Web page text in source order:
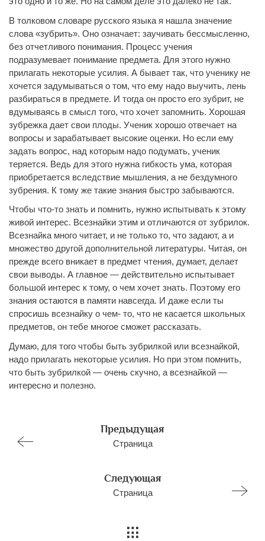
В толковом словаре русского языка я нашла значение
слова «зубрить». Оно означает: заучивать бессмысленно,
без отчетливого понимания. Процесс учения
подразумевает понимание предмета. Для этого нужно
прилагать некоторые усилия. А бывает так, что ученику не
хочется задумываться о том, что ему надо выучить, лень
разбираться в предмете. И тогда он просто его зубрит, не
вдумываясь в смысл того, что хочет запомнить. Хорошая
зубрежка дает свои плоды. Ученик хорошо отвечает на
вопросы и зарабатывает высокие оценки. Но если ему
задать вопрос, над которым надо подумать, ученик
теряется. Ведь для этого нужна гибкость ума, которая
приобретается вследствие мышления, а не бездумного
зубрения. К тому же такие знания быстро забываются.
Чтобы что-то знать и помнить, нужно испытывать к этому
живой интерес. Всезнайки этим и отличаются от зубрилок.
Всезнайка много читает, и не только то, что задают, а и
множество другой дополнительной литературы. Читая, он
прежде всего вникает в предмет чтения, думает, делает
свои выводы. А главное — действительно испытывает
большой интерес к тому, о чем хочет знать. Поэтому его
знания остаются в памяти навсегда. И даже если ты
спросишь всезнайку о чем- то, что не касается школьных
предметов, он тебе многое сможет рассказать.
Думаю, для того чтобы быть зубрилкой или всезнайкой,
надо прилагать некоторые усилия. Но при этом помнить,
что быть зубрилкой — очень скучно, а всезнайкой —
интересно и полезно.
Предыдущая
Страница
Следующая
Страница